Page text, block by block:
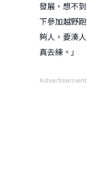
發展，想不
下參加越野
夠人，要湊
真去練。」